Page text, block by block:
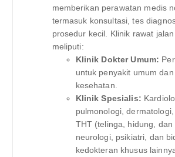
memberikan perawatan medis
termasuk konsultasi, tes
prosedur kecil. Klinik rawat
meliputi:
Klinik Dokter Umum:
untuk penyakit umum
kesehatan.
Klinik Spesialis:
pulmonologi, dermatologi,
THT (telinga, hidung, dan
neurologi, psikiatri, dan
kedokteran khusus